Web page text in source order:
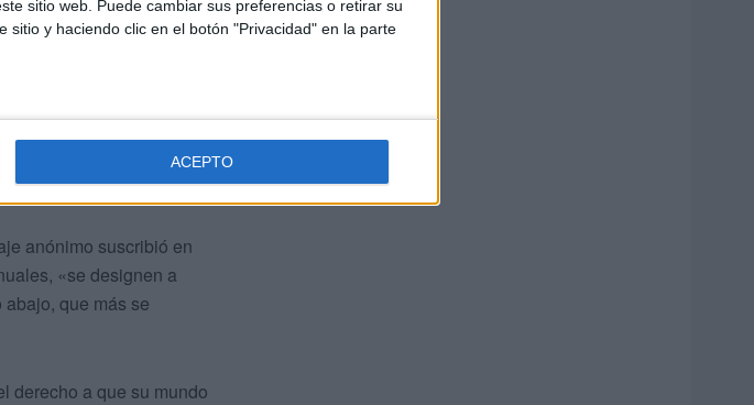
sitio web. Puede cambiar sus preferencias o retirar su
y haciendo clic en el botón "Privacidad" en la parte
ACEPTO
anónimo suscribió en
«se designen a
que más se
derecho a que su mundo